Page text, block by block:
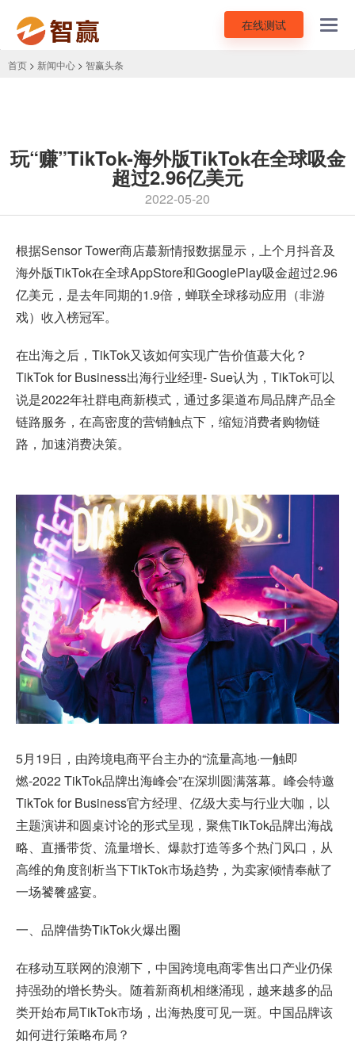
在线测试
首页 > 新闻中心 > 智赢头条
玩“赚”TikTok-海外版TikTok在全球吸金
超过2.96亿美元
2022-05-20
根据Sensor Tower商店蕞新情报数据显示，上个月抖音及
海外版TikTok在全球AppStore和GooglePlay吸金超过2.96
亿美元，是去年同期的1.9倍，蝉联全球移动应用（非游
戏）收入榜冠军。
在出海之后，TikTok又该如何实现广告价值蕞大化？
TikTok for Business出海行业经理- Sue认为，TikTok可以
说是2022年社群电商新模式，通过多渠道布局品牌产品全
链路服务，在高密度的营销触点下，缩短消费者购物链
路，加速消费决策。
5月19日，由跨境电商平台主办的“流量高地·一触即
燃-2022 TikTok品牌出海峰会”在深圳圆满落幕。峰会特邀
TikTok for Business官方经理、亿级大卖与行业大咖，以
主题演讲和圆桌讨论的形式呈现，聚焦TikTok品牌出海战
略、直播带货、流量增长、爆款打造等多个热门风口，从
高维的角度剖析当下TikTok市场趋势，为卖家倾情奉献了
一场饕餮盛宴。
一、品牌借势TikTok火爆出圈
在移动互联网的浪潮下，中国跨境电商零售出口产业仍保
持强劲的增长势头。随着新商机相继涌现，越来越多的品
类开始布局TikTok市场，出海热度可见一斑。中国品牌该
如何进行策略布局？